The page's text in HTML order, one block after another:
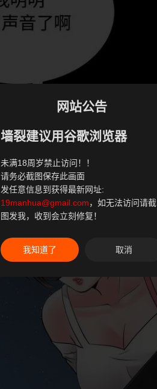
网站公告
墙裂建议用谷歌浏览器
未满18周岁禁止访问！！
请务必截图保存此画面
发任意信息到获得最新网址:
19manhua@gmail.com，如无法访问请截
图发我，收到会立刻修复！
我知道了 取消